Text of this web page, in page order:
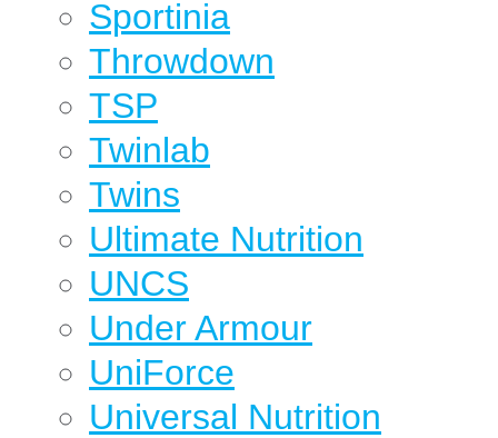
Sportinia
Throwdown
TSP
Twinlab
Twins
Ultimate Nutrition
UNCS
Under Armour
UniForce
Universal Nutrition